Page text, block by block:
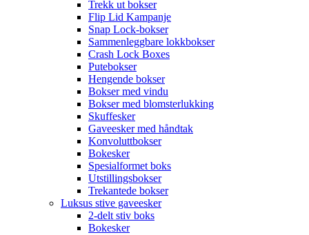
Trekk ut bokser
Flip Lid Kampanje
Snap Lock-bokser
Sammenleggbare lokkbokser
Crash Lock Boxes
Putebokser
Hengende bokser
Bokser med vindu
Bokser med blomsterlukking
Skuffesker
Gaveesker med håndtak
Konvoluttbokser
Bokesker
Spesialformet boks
Utstillingsbokser
Trekantede bokser
Luksus stive gaveesker
2-delt stiv boks
Bokesker